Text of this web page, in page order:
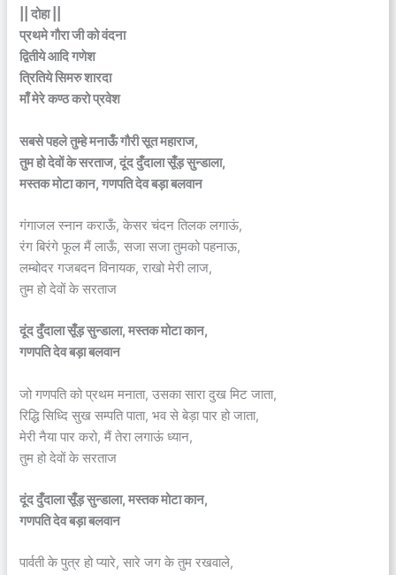
|| दोहा ||
प्रथमे गौरा जी को वंदना
द्वितीये आदि गणेश
त्रितिये सिमरु शारदा
माँ मेरे कण्ठ करो प्रवेश
सबसे पहले तुम्हे मनाऊँ गौरी सूत महाराज,
तुम हो देवों के सरताज, दूंद दुँदाला सूँड़ सुन्डाला,
मस्तक मोटा कान, गणपति देव बड़ा बलवान
गंगाजल स्नान कराऊँ, केसर चंदन तिलक लगाऊं,
रंग बिरंगे फूल मैं लाऊँ, सजा सजा तुमको पहनाऊ,
लम्बोदर गजबदन विनायक, राखो मेरी लाज,
तुम हो देवों के सरताज
दूंद दुँदाला सूँड़ सुन्डाला, मस्तक मोटा कान,
गणपति देव बड़ा बलवान
जो गणपति को प्रथम मनाता, उसका सारा दुख मिट जाता,
रिद्धि सिध्दि सुख सम्पति पाता, भव से बेड़ा पार हो जाता,
मेरी नैया पार करो, मैं तेरा लगाऊं ध्यान,
तुम हो देवों के सरताज
दूंद दुँदाला सूँड़ सुन्डाला, मस्तक मोटा कान,
गणपति देव बड़ा बलवान
पार्वती के पुत्र हो प्यारे, सारे जग के तुम रखवाले,